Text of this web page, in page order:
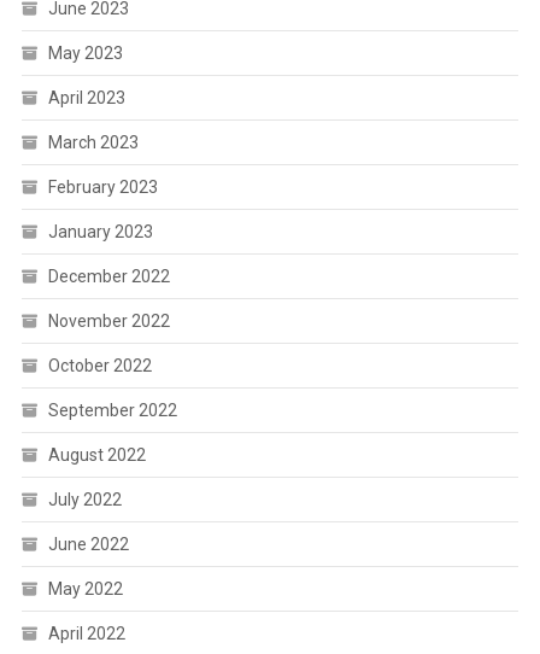
June 2023
May 2023
April 2023
March 2023
February 2023
January 2023
December 2022
November 2022
October 2022
September 2022
August 2022
July 2022
June 2022
May 2022
April 2022